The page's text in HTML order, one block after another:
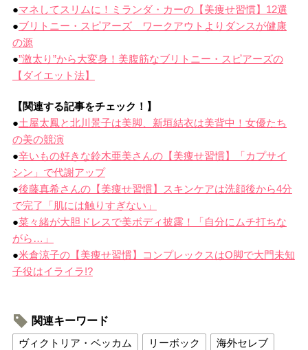
●マネしてスリムに！ミランダ・カーの【美痩せ習慣】12選
●ブリトニー・スピアーズ ワークアウトよりダンスが健康
の源
●”激太り”から大変身！美腹筋なブリトニー・スピアーズの
【ダイエット法】
【関連する記事をチェック！】
●土屋太鳳と北川景子は美脚、新垣結衣は美背中！女優たち
の美の競演
●辛いもの好きな鈴木亜美さんの【美痩せ習慣】「カプサイ
シン」で代謝アップ
●後藤真希さんの【美痩せ習慣】スキンケアは洗顔後から4分
で完了「肌には触りすぎない」
●菜々緒が大胆ドレスで美ボディ披露！「自分にムチ打ちな
がら…」
●米倉涼子の【美痩せ習慣】コンプレックスはO脚で大門未知
子役はイライラ!?
関連キーワード
ヴィクトリア・ベッカム
リーボック 海外セレブ